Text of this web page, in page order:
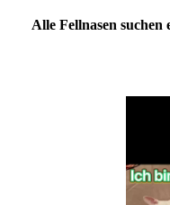
Alle Fellnasen suchen